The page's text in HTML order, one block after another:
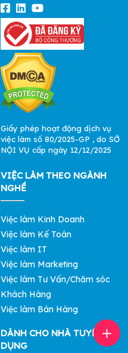
Giấy phép hoạt động dịch vụ
việc làm số 80/2025-GP , do SỞ
NỘI VỤ cấp ngày 12/12/2025
VIỆC LÀM THEO NGÀNH
NGHỀ
Việc làm Kinh Doanh
Việc làm Kế Toán
Việc làm IT
Việc làm Marketing
Việc làm Tư Vấn/Chăm sóc
Khách Hàng
Việc làm Bán Hàng
DÀNH CHO NHÀ TUYỂN
DỤNG